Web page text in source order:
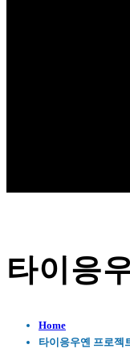
타이응
Home
타이응우옌 프로젝